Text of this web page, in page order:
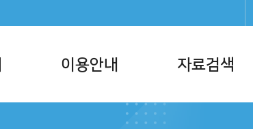
이용안내 자료검색
통합자료검색